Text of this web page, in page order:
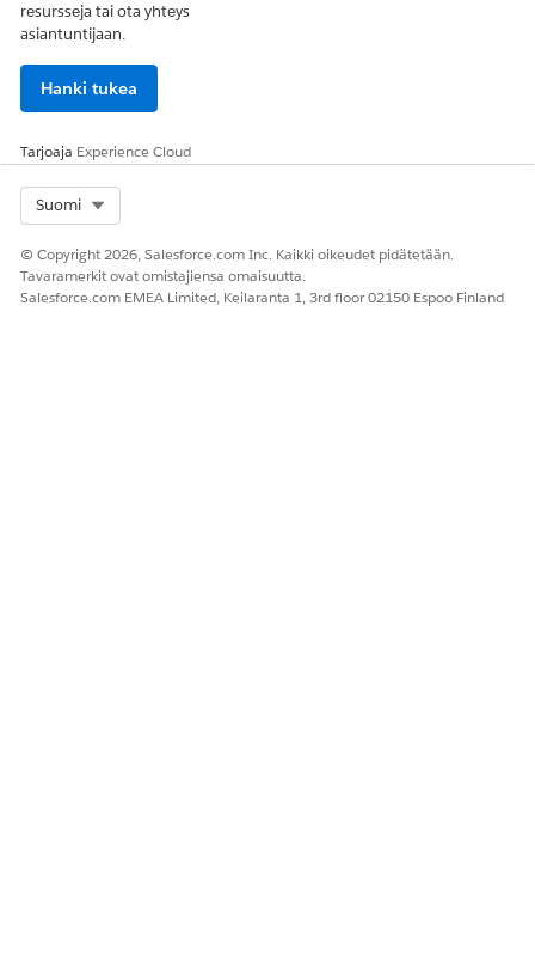
resursseja tai ota yhteys
asiantuntijaan.
Hanki tukea
Tarjoaja Experience Cloud
Suomi
© Copyright 2026, Salesforce.com Inc. Kaikki oikeudet pidätetään.
Tavaramerkit ovat omistajiensa omaisuutta.
Salesforce.com EMEA Limited, Keilaranta 1, 3rd floor 02150 Espoo Finland